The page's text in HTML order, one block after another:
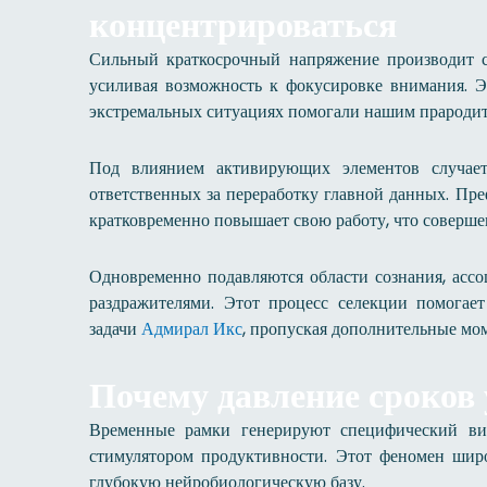
концентрироваться
Сильный краткосрочный напряжение производит
усиливая возможность к фокусировке внимания.
экстремальных ситуациях помогали нашим
Под влиянием активирующих элементов
ответственных за переработку главной данных.
кратковременно повышает свою работу, что
Одновременно подавляются области сознания,
раздражителями. Этот процесс селекции
задачи Адмирал Икс, пропуская дополнительные
Почему давление
Временные рамки генерируют специфический
стимулятором продуктивности. Этот феномен